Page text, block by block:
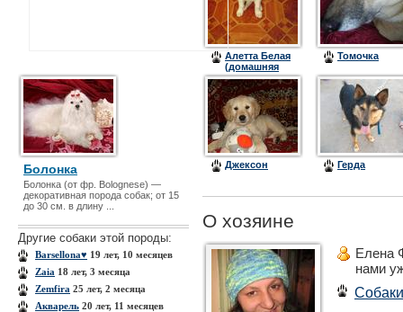
Болонка
Болонка (от фр. Bolognese) —
декоративная порода собак; от 15
до 30 см. в длину ...
Другие собаки этой породы:
Barsellona♥ 19 лет, 10 месяцев
Zaia 18 лет, 3 месяца
Zemfira 25 лет, 2 месяца
Акварель 20 лет, 11 месяцев
Алетта Белая
(домашняя
кличка Лекса)
Томочка
Джексон Герда
О хозяине
Елена
нами
Собаки